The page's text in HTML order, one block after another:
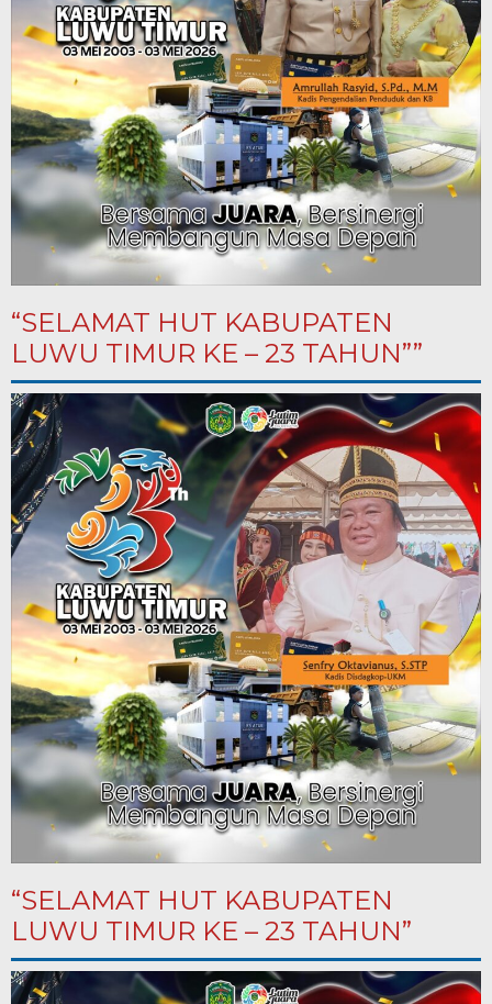
“SELAMAT HUT KABUPATEN
LUWU TIMUR KE – 23 TAHUN””
“SELAMAT HUT KABUPATEN
LUWU TIMUR KE – 23 TAHUN”